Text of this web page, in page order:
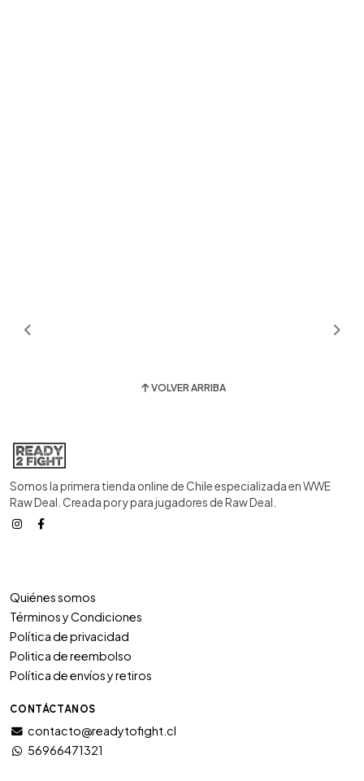
VOLVER ARRIBA
Somos la primera tienda online de Chile especializada en WWE
Raw Deal. Creada por y para jugadores de Raw Deal.
Quiénes somos
Términos y Condiciones
Política de privacidad
Politica de reembolso
Política de envíos y retiros
CONTÁCTANOS
contacto@readytofight.cl
56966471321